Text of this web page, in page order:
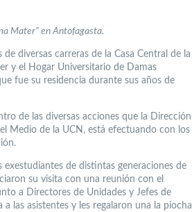
Mater” en Antofagasta.
diversas carreras de la Casa Central de la
y el Hogar Universitario de Damas
fue su residencia durante sus años de
de las diversas acciones que la Dirección
Medio de la UCN, está efectuando con los
exestudiantes de distintas generaciones de
su visita con una reunión con el
a Directores de Unidades y Jefes de
a las asistentes y les regalaron una la piocha